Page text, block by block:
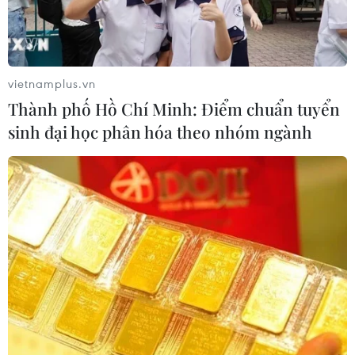
TIN CÙNG CHUYÊN MỤC
Tìm thấy cụ bà 89 tuổi tử vong sau 10
ngày mất tích
10/08/2026 10:48
Thành phố Hồ Chí Minh gấp rút thu
hồi 22.000m2 đất, gỡ vướng hai dự
án cửa ngõ phía Đông
10/08/2026 10:40
Tuyển sinh Đại học năm 2026: Vì sao
điểm ngành công nghệ chạm trần?
10/08/2026 10:35
vietnamplus.vn
Thành phố Hồ Chí Minh: Điểm chuẩn tuyển
sinh đại học phân hóa theo nhóm ngành